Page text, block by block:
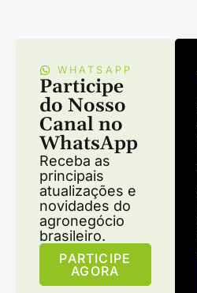
WHATSAPP
Participe
do Nosso
Canal no
WhatsApp
Receba as
principais
atualizações e
novidades do
agronegócio
brasileiro.
PARTICIPE
AGORA